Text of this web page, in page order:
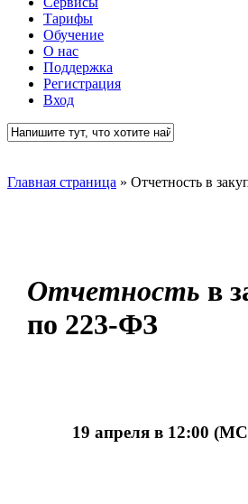
Тарифы
Обучение
О нас
Поддержка
Регистрация
Вход
Главная страница » Отчетность в
Отчетность в
по 223-ФЗ
19 апреля в 12:00